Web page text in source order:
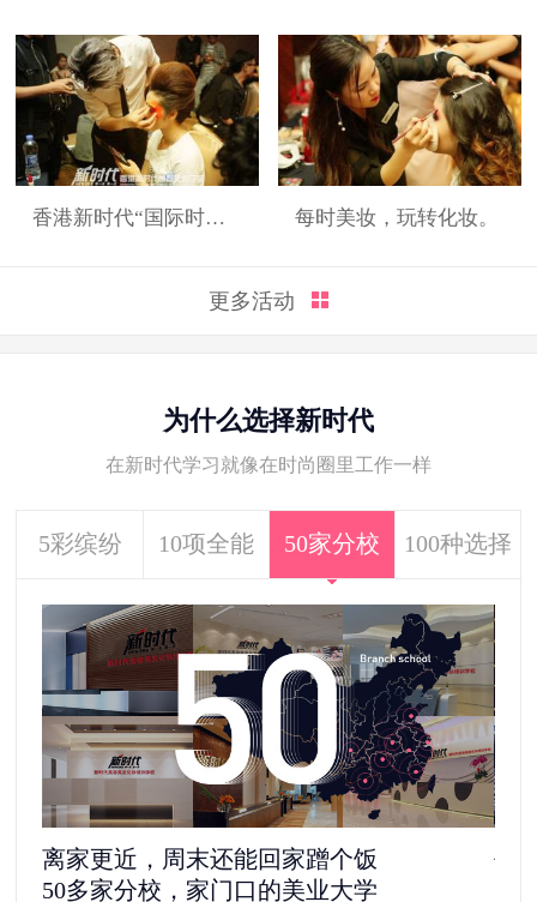
香港新时代“国际时装周”展演造型 每时美妆，玩转化妆。
更多活动
为什么选择新时代
在新时代学习就像在时尚圈里工作一样
5彩缤纷 10项全能 50家分校 100种选择
去剧组见“爱豆”，还是自己做老板
1100多家合作单位，给你100种选择
5彩